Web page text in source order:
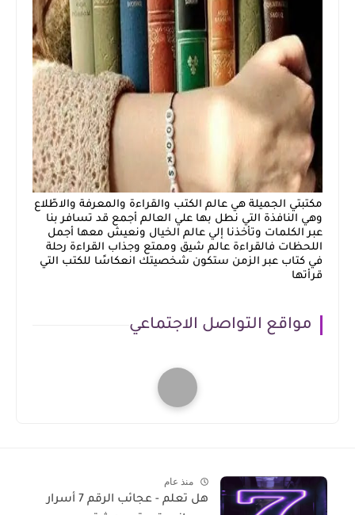
مكتبتي الجميلة هي عالم الكتب والقراءة والمعرفة والاطّلاع
وهي النافذة التي نطل بها علي العالم أجمع قد تسافر بنا
عبر الكلمات وتأخذنا إلي عالم الخيال ونعيش معها أجمل
اللحظات فالقراءة عالم شيق وممتع وجذاب القراءة رحلة
في كتاب عبر الزمن ستكون شخصيتك انعكاسًا للكتب التي
قرأتها
مواقع التواصل الاجتماعي
منذ عام
هل تعلم - عجائب الرقم 7 أسرار